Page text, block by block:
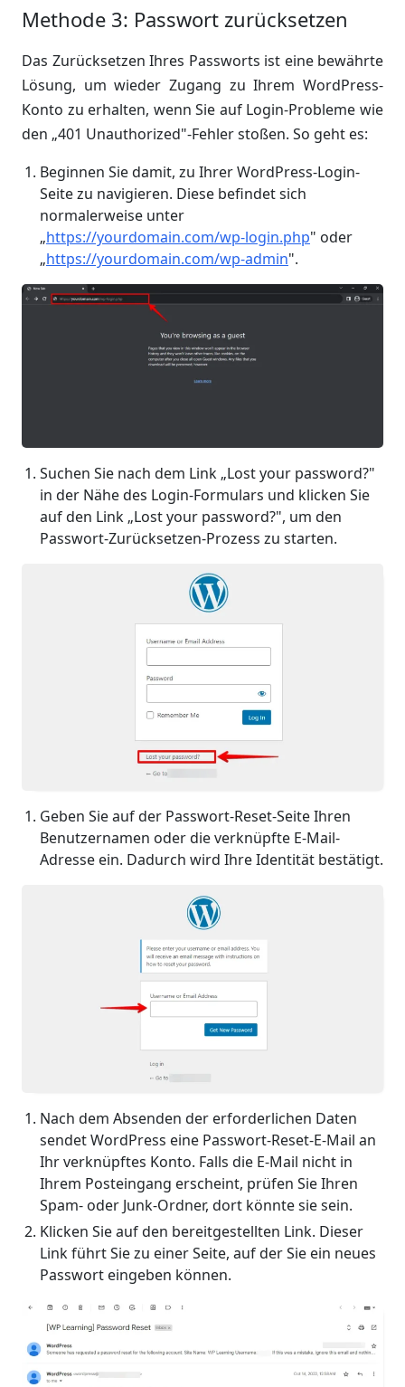
Methode 3: Passwort zurücksetzen
Das Zurücksetzen Ihres Passworts ist eine bewährte
Lösung, um wieder Zugang zu Ihrem WordPress-
Konto zu erhalten, wenn Sie auf Login-Probleme wie
den „401 Unauthorized"-Fehler stoßen. So geht es:
Beginnen Sie damit, zu Ihrer WordPress-Login-
Seite zu navigieren. Diese befindet sich
normalerweise unter
„https://yourdomain.com/wp-login.php" oder
„https://yourdomain.com/wp-admin".
Suchen Sie nach dem Link „Lost your password?"
in der Nähe des Login-Formulars und klicken Sie
auf den Link „Lost your password?", um den
Passwort-Zurücksetzen-Prozess zu starten.
Geben Sie auf der Passwort-Reset-Seite Ihren
Benutzernamen oder die verknüpfte E-Mail-
Adresse ein. Dadurch wird Ihre Identität bestätigt.
Nach dem Absenden der erforderlichen Daten
sendet WordPress eine Passwort-Reset-E-Mail an
Ihr verknüpftes Konto. Falls die E-Mail nicht in
Ihrem Posteingang erscheint, prüfen Sie Ihren
Spam- oder Junk-Ordner, dort könnte sie sein.
Klicken Sie auf den bereitgestellten Link. Dieser
Link führt Sie zu einer Seite, auf der Sie ein neues
Passwort eingeben können.